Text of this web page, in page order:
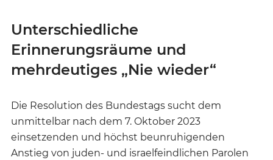
Unterschiedliche
Erinnerungsräume und
mehrdeutiges „Nie wieder“
Die Resolution des Bundestags sucht dem
unmittelbar nach dem 7. Oktober 2023
einsetzenden und höchst beunruhigenden
Anstieg von juden- und israelfeindlichen Parolen